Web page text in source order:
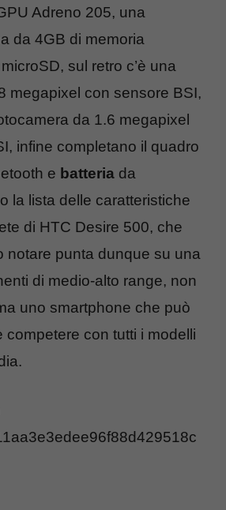
Adreno 205, una
da 4GB di memoria
sul retro c’è una
megapixel con sensore BSI,
da 1.6 megapixel
infine completano il quadro
e batteria da
la lista delle caratteristiche
di HTC Desire 500, che
notare punta dunque su una
di medio-alto range, non
uno smartphone che può
competere con tutti i modelli